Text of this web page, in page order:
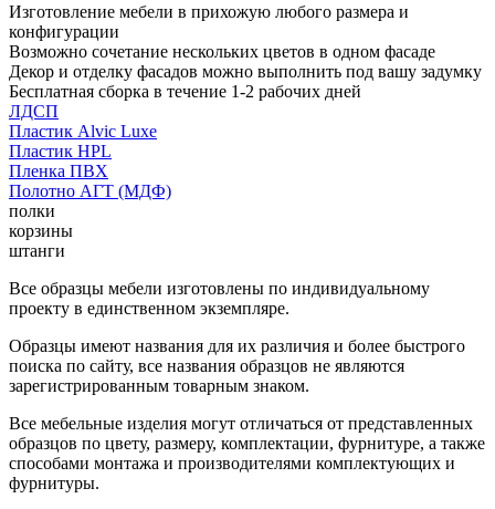
Изготовление мебели в прихожую любого размера и
конфигурации
Возможно сочетание нескольких цветов в одном фасаде
Декор и отделку фасадов можно выполнить под вашу задумку
Бесплатная сборка в течение 1-2 рабочих дней
ЛДСП
Пластик Alvic Luxe
Пластик HPL
Пленка ПВХ
Полотно АГТ (МДФ)
полки
корзины
штанги
Все образцы мебели изготовлены по индивидуальному
проекту в единственном экземпляре.
Образцы имеют названия для их различия и более быстрого
поиска по сайту, все названия образцов не являются
зарегистрированным товарным знаком.
Все мебельные изделия могут отличаться от представленных
образцов по цвету, размеру, комплектации, фурнитуре, а также
способами монтажа и производителями комплектующих и
фурнитуры.